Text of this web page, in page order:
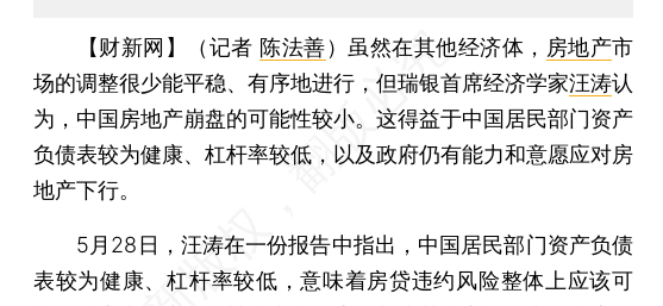
【财新网】（记者 陈法善） 虽然在其他经济体， 房地产市
场的调整很少能平稳、有序地进行，但瑞银首席经济学家汪涛认
为，中国房地产崩盘的可能性较小。这得益于中国居民部门资产
负债表较为健康、杠杆率较低，以及政府仍有能力和意愿应对房
地产下行。
5月28日，汪涛在一份报告中指出，中国居民部门资产负债
表较为健康、杠杆率较低，意味着房贷违约风险整体上应该可